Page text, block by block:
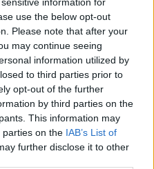
use the below opt-out
Please note that after your
may continue seeing
information utilized by
to third parties prior to
opt-out of the further
by third parties on the
This information may
parties on the IAB’s List of
further disclose it to other
κορυφαία τεχνικά
OLED+
Ultra X7 358H
180 TOPS για